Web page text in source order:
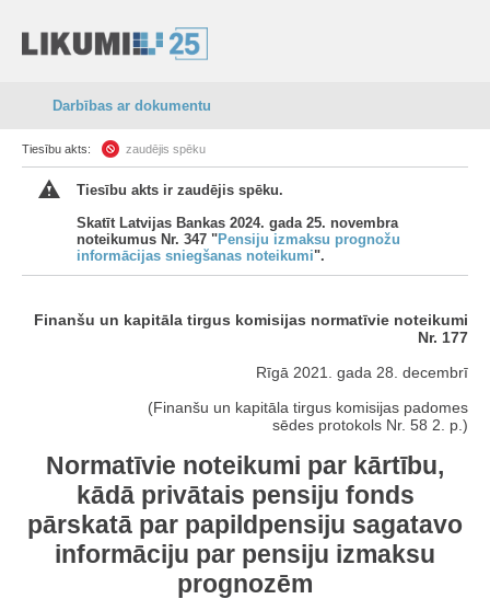
Darbības ar dokumentu
Tiesību akts: zaudējis spēku
Tiesību akts ir zaudējis spēku.
Skatīt Latvijas Bankas 2024. gada 25. novembra
noteikumus Nr. 347 "Pensiju izmaksu prognožu
informācijas sniegšanas noteikumi".
Finanšu un kapitāla tirgus komisijas normatīvie noteikumi
Nr. 177
Rīgā 2021. gada 28. decembrī
(Finanšu un kapitāla tirgus komisijas padomes
sēdes protokols Nr. 58 2. p.)
Normatīvie noteikumi par kārtību,
kādā privātais pensiju fonds
pārskatā par papildpensiju sagatavo
informāciju par pensiju izmaksu
prognozēm